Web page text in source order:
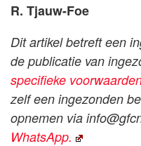
R. Tjauw-Foe
Dit artikel betreft een
de publicatie van
specifieke
zelf een ingezonden
opnemen via
WhatsApp.